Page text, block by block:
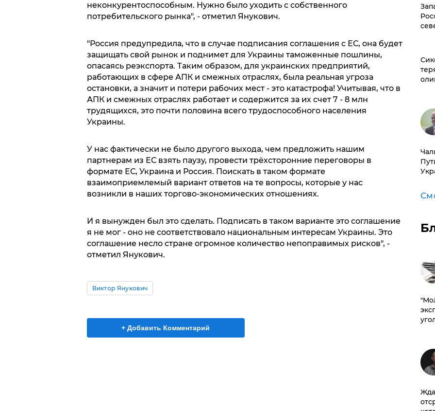
неконкурентоспособным. Нужно было уходить с собственного
потребительского рынка", - отметил Янукович.
"Россия предупредила, что в случае подписания соглашения с ЕС, она будет
защищать свой рынок и поднимет для Украины таможенные пошлины,
опасаясь реэкспорта. Таким образом, для украинских предприятий,
работающих в сфере АПК и смежных отраслях, была реальная угроза
остановки, а значит и потери рабочих мест - это катастрофа! Учитывая, что в
АПК и смежных отраслях работает и содержится за их счет 7 - 8 млн
трудящихся, это почти половина всего трудоспособного населения
Украины.
У нас фактически не было другого выхода, чем предложить нашим
партнерам из ЕС взять паузу, провести трёхсторонние переговоры в
формате ЕС, Украина и Россия. Поискать в таком формате
взаимоприемлемый вариант ответов на те вопросы, которые у нас
возникли в наших торгово-экономических отношениях.
И я вынужден был это сделать. Подписать в таком варианте это соглашение
я не мог - оно не соответствовало национальным интересам Украины. Это
соглашение несло стране огромное количество непоправимых рисков", -
отметил Янукович.
Виктор Янукович
+ Добавить Комментарий